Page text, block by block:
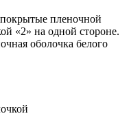
пленочной
«2» на одной стороне.
оболочка белого